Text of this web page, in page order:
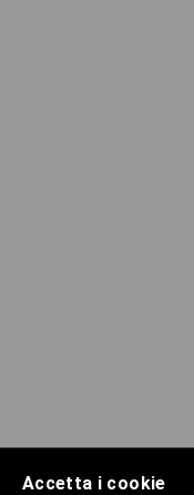
Accetta i cookie